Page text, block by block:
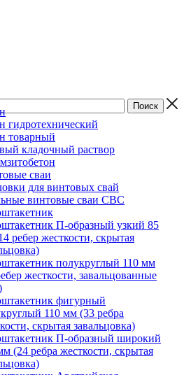
гидротехнический
товарный
кладочный раствор
сваи
для винтовых свай
винтовые сваи СВС
П-образный узкий 85
ребер жесткости, скрытая
полукруглый 110 мм
жесткости, завальцованные
фигурный
110 мм (33 ребра
скрытая завальцовка)
П-образный широкий
(24 ребра жесткости, скрытая